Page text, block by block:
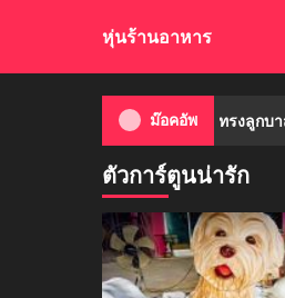
หุ่นร้านอาหาร
ม๊อคอัพ
ก้อนเนื้อทรงลูกบาสก์
ตัวการ์ตูนน่ารัก